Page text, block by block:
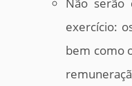
exercício:
bem como